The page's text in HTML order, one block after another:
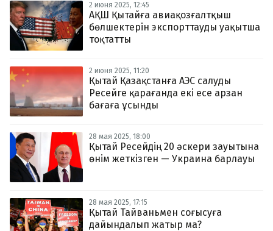
2 июня 2025, 12:45
АҚШ Қытайға авиақозғалтқыш
бөлшектерін экспорттауды уақытша
тоқтатты
2 июня 2025, 11:20
Қытай Қазақстанға АЭС салуды
Ресейге қарағанда екі есе арзан
бағаға ұсынды
28 мая 2025, 18:00
Қытай Ресейдің 20 әскери зауытына
өнім жеткізген — Украина барлауы
28 мая 2025, 17:15
Қытай Тайваньмен соғысуға
дайындалып жатыр ма?